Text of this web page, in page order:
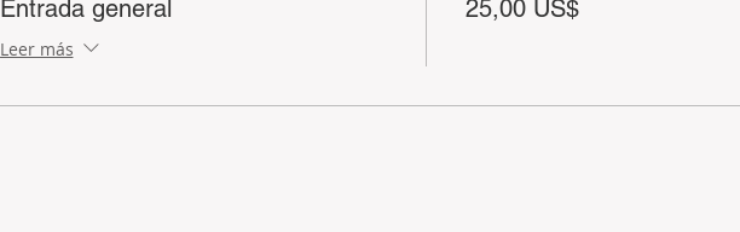
Entrada general
Leer más
25,00 US$